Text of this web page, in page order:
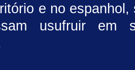
e no espanhol,
usufruir em